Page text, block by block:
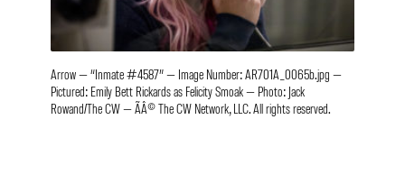
Arrow — “Inmate #4587” — Image Number: AR701A_0065b.jpg —
Pictured: Emily Bett Rickards as Felicity Smoak — Photo: Jack
Rowand/The CW — ÃÂ© The CW Network, LLC. All rights reserved.